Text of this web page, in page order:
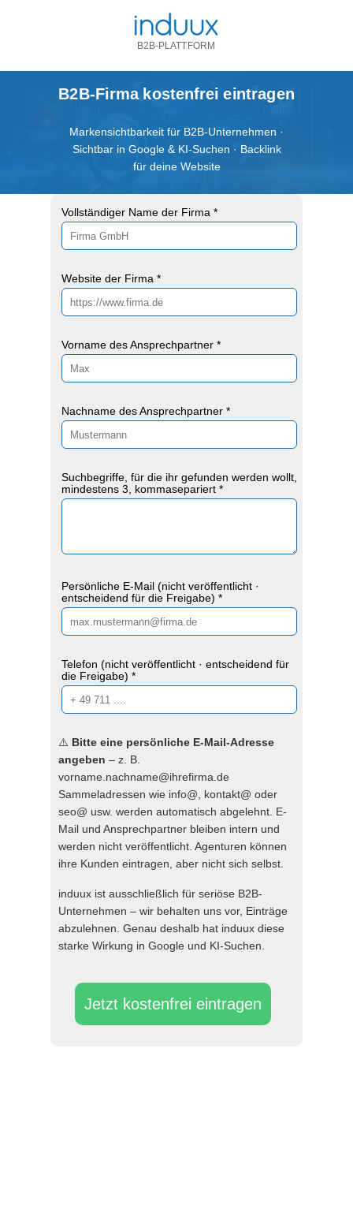
B2B-Firma kostenfrei eintragen
B2B-PLATTFORM
Vollständiger Name der Firma *
Website der Firma *
Vorname des Ansprechpartner *
Nachname des Ansprechpartner *
Suchbegriffe, für die ihr gefunden werden wollt,
mindestens 3, kommasepariert *
Persönliche E-Mail (nicht veröffentlicht ·
entscheidend für die Freigabe) *
Telefon (nicht veröffentlicht · entscheidend für
die Freigabe) *
Jetzt kostenfrei eintragen
⚠️ Bitte eine persönliche E-Mail-Adresse
angeben – z. B.
vorname.nachname@ihrefirma.de
Sammeladressen wie info@, kontakt@ oder
seo@ usw. werden automatisch abgelehnt. E-
Mail und Ansprechpartner bleiben intern und
werden nicht veröffentlicht. Agenturen können
ihre Kunden eintragen, aber nicht sich selbst.
induux ist ausschließlich für seriöse B2B-
Unternehmen – wir behalten uns vor, Einträge
abzulehnen. Genau deshalb hat induux diese
starke Wirkung in Google und KI-Suchen.
Markensichtbarkeit für B2B-Unternehmen ·
Sichtbar in Google & KI-Suchen · Backlink
für deine Website